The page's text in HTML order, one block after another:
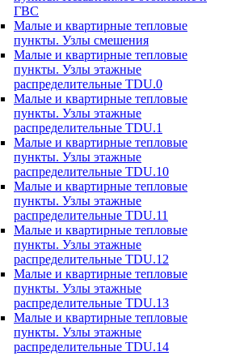
ГВС
Малые и квартирные тепловые
пункты. Узлы смешения
Малые и квартирные тепловые
пункты. Узлы этажные
распределительные TDU.0
Малые и квартирные тепловые
пункты. Узлы этажные
распределительные TDU.1
Малые и квартирные тепловые
пункты. Узлы этажные
распределительные TDU.10
Малые и квартирные тепловые
пункты. Узлы этажные
распределительные TDU.11
Малые и квартирные тепловые
пункты. Узлы этажные
распределительные TDU.12
Малые и квартирные тепловые
пункты. Узлы этажные
распределительные TDU.13
Малые и квартирные тепловые
пункты. Узлы этажные
распределительные TDU.14